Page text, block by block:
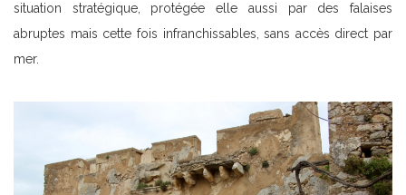
situation stratégique, protégée elle aussi par des falaises
abruptes mais cette fois infranchissables, sans accès direct par
mer.